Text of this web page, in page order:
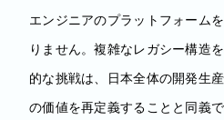
エンジニアのプラットフォーム
りません。複雑なレガシー構造
的な挑戦は、日本全体の開発生
の価値を再定義することと同義で